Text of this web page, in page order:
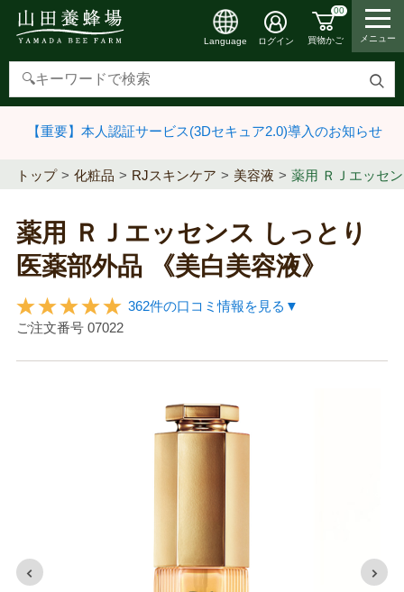
検
す
Language ログイン
00
買物かご メニュー
【重要】本人認証サービス(3Dセキュア2.0)導入のお知らせ
トップ 化粧品 RJスキンケア 美容液 薬用 ＲＪエッセ
薬用 ＲＪエッセンス しっとり
医薬部外品 《美白美容液》
362件の口コミ情報を見る▼
ご注文番号 07022